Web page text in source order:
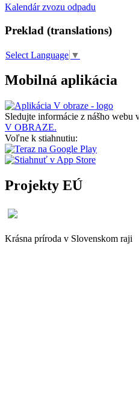
Kalendár zvozu odpadu
Preklad (translations)
Select Language ▼
Mobilná aplikácia
Sledujte informácie z nášho webu
V OBRAZE.
Voľne k stiahnutiu:
Projekty EÚ
Krásna príroda v Slovenskom raji